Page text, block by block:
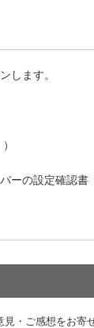
します。
ーの設定確認
見・ご感想をお寄